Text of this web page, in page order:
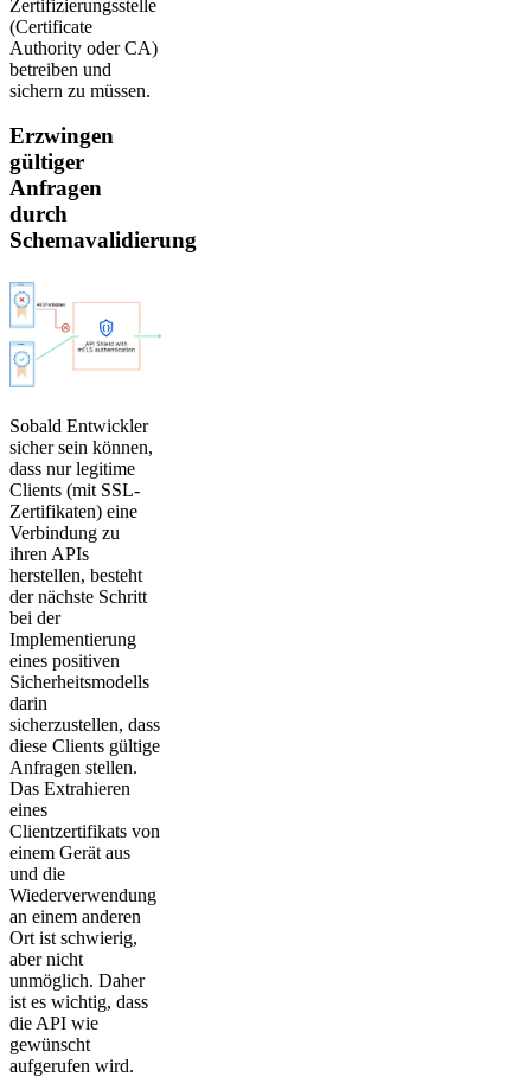
Zertifizierungsstelle
(Certificate
Authority oder CA)
betreiben und
sichern zu müssen.
Erzwingen
gültiger
Anfragen
durch
Schemavalidierung
Sobald Entwickler
sicher sein können,
dass nur legitime
Clients (mit SSL-
Zertifikaten) eine
Verbindung zu
ihren APIs
herstellen, besteht
der nächste Schritt
bei der
Implementierung
eines positiven
Sicherheitsmodells
darin
sicherzustellen, dass
diese Clients gültige
Anfragen stellen.
Das Extrahieren
eines
Clientzertifikats von
einem Gerät aus
und die
Wiederverwendung
an einem anderen
Ort ist schwierig,
aber nicht
unmöglich. Daher
ist es wichtig, dass
die API wie
gewünscht
aufgerufen wird.